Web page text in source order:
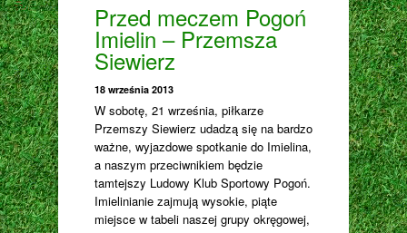
Przed meczem Pogoń
Imielin – Przemsza
Siewierz
18 września 2013
W sobotę, 21 września, piłkarze
Przemszy Siewierz udadzą się na bardzo
ważne, wyjazdowe spotkanie do Imielina,
a naszym przeciwnikiem będzie
tamtejszy Ludowy Klub Sportowy Pogoń.
Imielinianie zajmują wysokie, piąte
miejsce w tabeli naszej grupy okręgowej,